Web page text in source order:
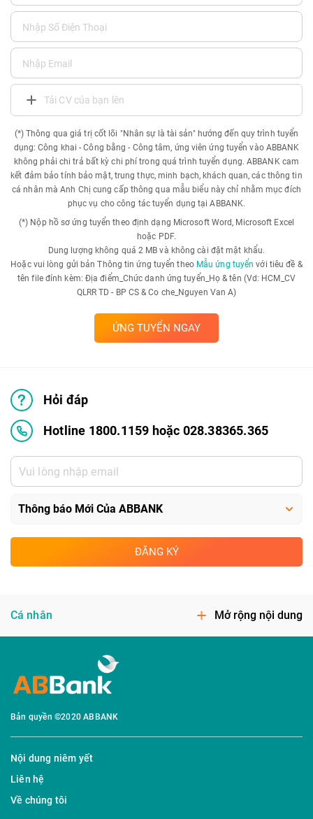
Tải CV của bạn lên
(*) Thông qua giá trị cốt lõi "Nhân sự là tài sản" hướng đến quy trình tuyển
dụng: Công khai - Công bằng - Công tâm, ứng viên ứng tuyển vào ABBANK
không phải chi trả bất kỳ chi phí trong quá trình tuyển dụng. ABBANK cam
kết đảm bảo tính bảo mật, trung thực, minh bạch, khách quan, các thông tin
cá nhân mà Anh Chị cung cấp thông qua mẫu biểu này chỉ nhằm mục đích
phục vụ cho công tác tuyển dụng tại ABBANK.
(*) Nộp hồ sơ ứng tuyển theo định dạng Microsoft Word, Microsoft Excel
hoặc PDF.
Dung lượng không quá 2 MB và không cài đặt mật khẩu.
Hoặc vui lòng gửi bản Thông tin ứng tuyển theo Mẫu ứng tuyển với tiêu đề &
tên file đính kèm: Địa điểm_Chức danh ứng tuyển_Họ & tên (Vd: HCM_CV
QLRR TD - BP CS & Co che_Nguyen Van A)
ỨNG TUYỂN NGAY
Hỏi đáp
Hotline 1800.1159 hoặc 028.38365.365
ĐĂNG KÝ
Cá nhân Mở rộng nội dung
Bản quyền ©2020 ABBANK
Nội dung niêm yết
Liên hệ
Về chúng tôi